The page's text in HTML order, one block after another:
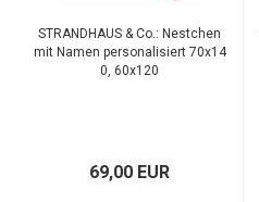
STRANDHAUS & Co.: Nestchen
mit Namen personalisiert 70x14
0, 60x120
69,00 EUR